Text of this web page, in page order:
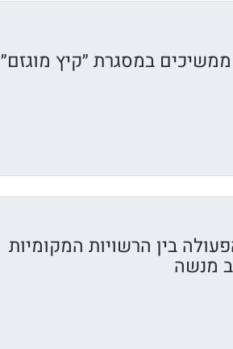
במסגרת ״קיץ מוגזם״
בין הרשויות המקומיות
מנשה